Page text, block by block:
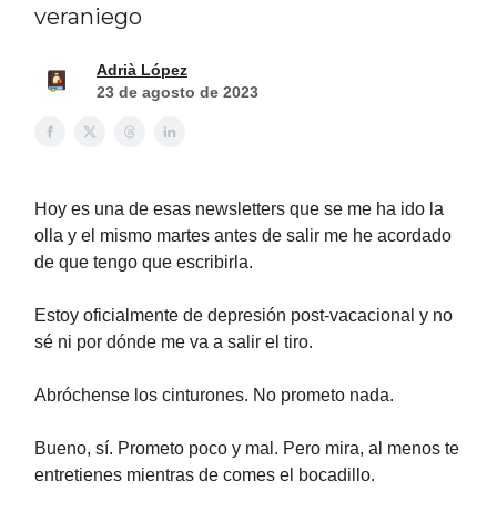
veraniego
Adrià López
23 de agosto de 2023
Hoy es una de esas newsletters que se me ha ido la
olla y el mismo martes antes de salir me he acordado
de que tengo que escribirla.
Estoy oficialmente de depresión post-vacacional y no
sé ni por dónde me va a salir el tiro.
Abróchense los cinturones. No prometo nada.
Bueno, sí. Prometo poco y mal. Pero mira, al menos te
entretienes mientras de comes el bocadillo.